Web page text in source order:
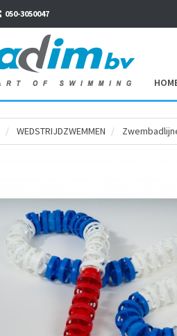
050-3050047
WEDSTRIJD­ZWEMMEN